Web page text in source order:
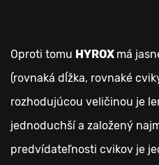
Oproti tomu HYROX má
(rovnaká dĺžka, rovnaké
rozhodujúcou veličinou je
jednoduchší a založený
predvídateľnosti cvikov je